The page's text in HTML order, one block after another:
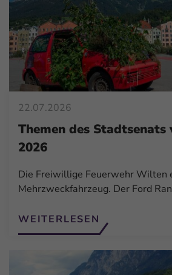
22.07.2026
Themen des Stadtsenats
2026
Die Freiwillige Feuerwehr Wilten
Mehrzweckfahrzeug. Der Ford
WEITERLESEN